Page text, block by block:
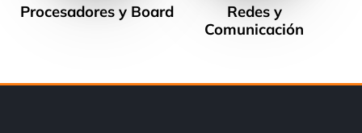
Procesadores y Board
Redes y
Comunicación